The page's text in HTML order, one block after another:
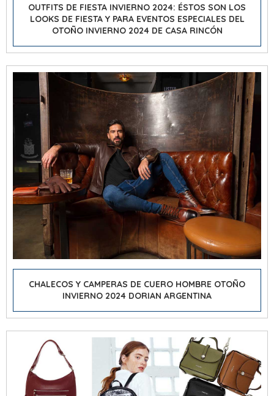
OUTFITS DE FIESTA INVIERNO 2024: ÉSTOS SON LOS
LOOKS DE FIESTA Y PARA EVENTOS ESPECIALES DEL
OTOÑO INVIERNO 2024 DE CASA RINCÓN
CHALECOS Y CAMPERAS DE CUERO HOMBRE OTOÑO
INVIERNO 2024 DORIAN ARGENTINA